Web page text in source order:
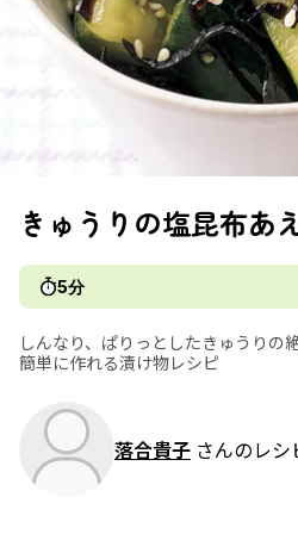
きゅうりの塩昆布あ
5分
しんなり、ぱりっとしたきゅうり
簡単に作れる漬け物レシピ
落合貴子 さんのレシ